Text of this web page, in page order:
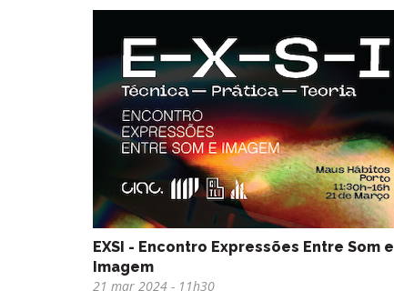
EXSI - Encontro Expressões Entre Som e
Imagem
21 mar 2024 - 11h30